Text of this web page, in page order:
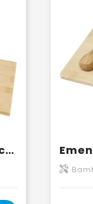
Mancheg magnetische kaasplank van bamboe en bestek